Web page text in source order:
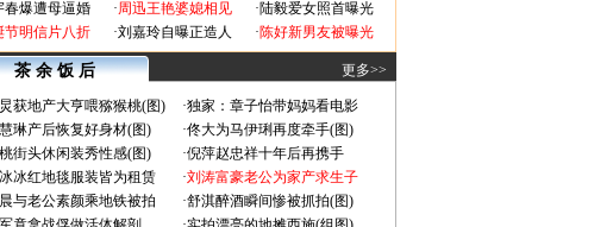
春爆遭母逼婚
节明信片八折
·周迅王艳婆媳相见
·刘嘉玲自曝正造人
·陆毅爱女照首曝光
·陈好新男友被曝光
茶 余 饭 后 更多>>
获地产大亨喂猕猴桃(图) ·独家：章子怡带妈妈看电影
琳产后恢复好身材(图) ·佟大为马伊琍再度牵手(图)
街头休闲装秀性感(图) ·倪萍赵忠祥十年后再携手
冰红地毯服装皆为租赁 ·刘涛富豪老公为家产求生子
与老公素颜乘地铁被拍 ·舒淇醉酒瞬间惨被抓拍(图)